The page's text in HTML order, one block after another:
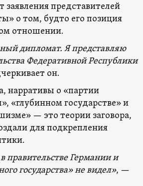
заявления представителей
о том, будто его позиция
отношении.
дипломат. Я представляю
Федеративной Республики
он.
нарративы о «партии
«глубинном государстве» и
— это теории заговора,
для подкрепления
правительстве Германии и
государства» не видел», —